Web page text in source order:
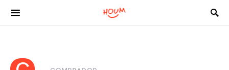
Search for: